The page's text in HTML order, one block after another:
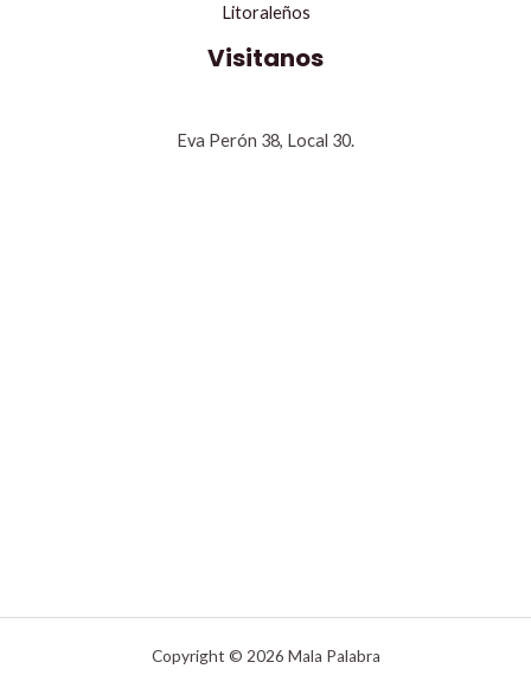
Litoraleños
Visitanos
Eva Perón 38, Local 30.
Copyright © 2026 Mala Palabra